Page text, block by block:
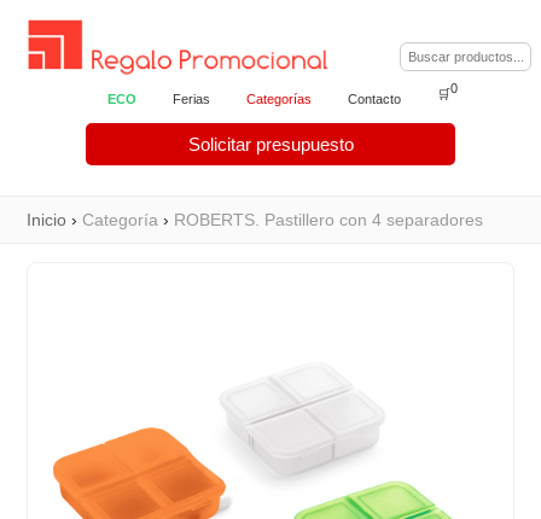
ECO Ferias Categorías Contacto
Solicitar presupuesto
🛒0
Inicio ›Categoría › ROBERTS. Pastillero con 4 separadores